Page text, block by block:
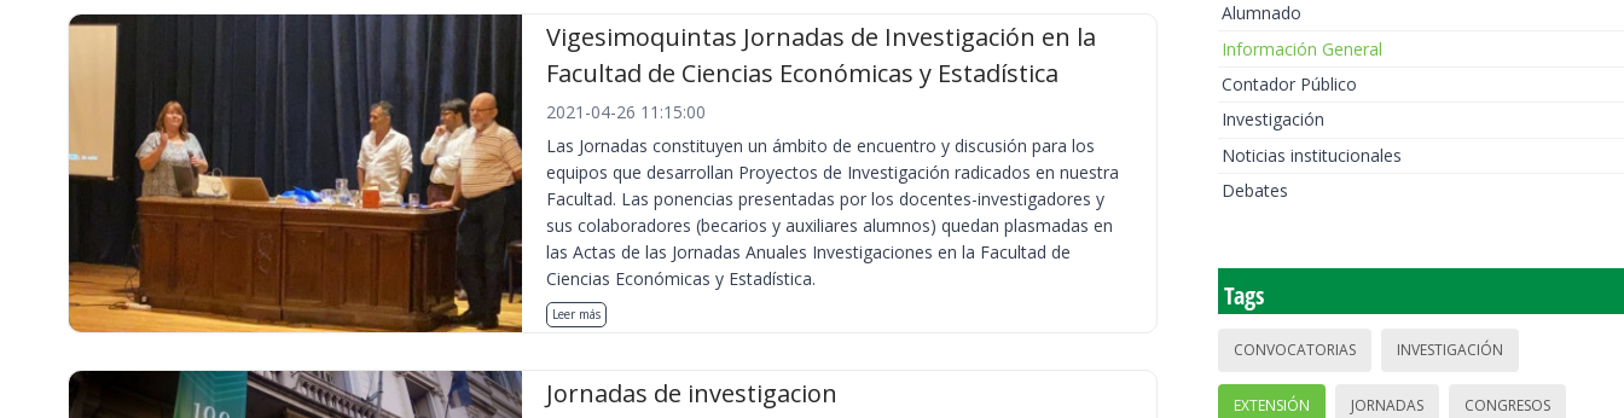
Vigesimoquintas Jornadas de Investigación en la
Facultad de Ciencias Económicas y Estadística
2021-04-26 11:15:00
Las Jornadas constituyen un ámbito de encuentro y discusión para los
equipos que desarrollan Proyectos de Investigación radicados en nuestra
Facultad. Las ponencias presentadas por los docentes-investigadores y
sus colaboradores (becarios y auxiliares alumnos) quedan plasmadas en
las Actas de las Jornadas Anuales Investigaciones en la Facultad de
Ciencias Económicas y Estadística.
Leer más
Jornadas de investigacion
Alumnado
Información General
Contador Público
Investigación
Noticias institucionales
Debates
Tags
CONVOCATORIAS INVESTIGACIÓN
EXTENSIÓN JORNADAS CONGRESOS